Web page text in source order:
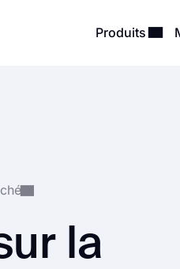
Produits
la